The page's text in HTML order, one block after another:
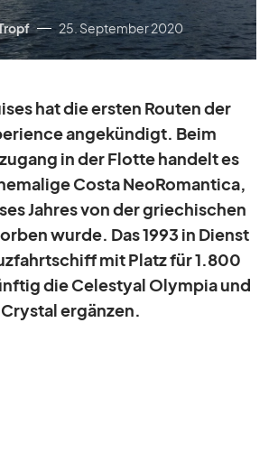
25. September 2020
hat die ers­ten Rou­ten der
an­ge­kün­digt. Beim
in der Flotte han­delt es
Costa Neo­Ro­man­tica,
Jah­res von der grie­chi­schen
wurde. Das 1993 in Dienst
mit Platz für 1.800
die Ce­les­tyal Olym­pia und
er­gän­zen.